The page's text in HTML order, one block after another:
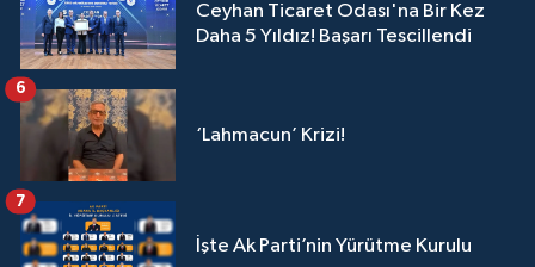
Ceyhan Ticaret Odası'na Bir Kez
Daha 5 Yıldız! Başarı Tescillendi
‘Lahmacun’ Krizi!
6
İşte Ak Parti’nin Yürütme Kurulu
7